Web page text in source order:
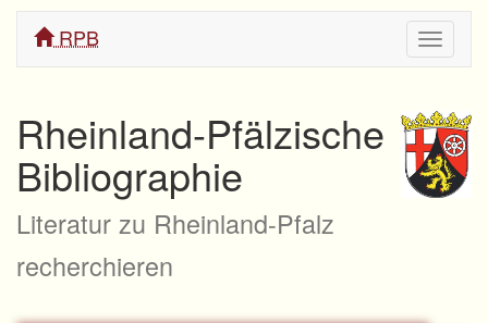
ein/
RPB
Rheinland-Pfälzische
Bibliographie
Literatur zu Rheinland-Pfalz
recherchieren